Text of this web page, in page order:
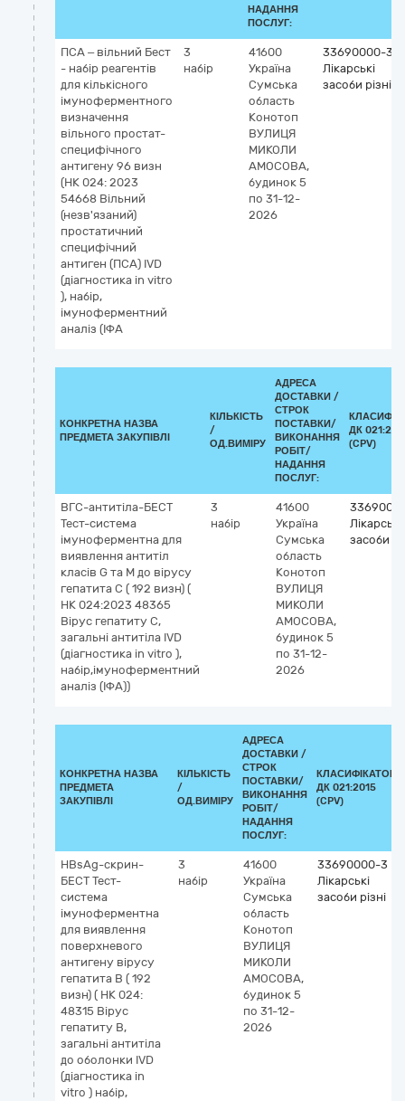
НАДАННЯ
ПОСЛУГ:
ПСА – вільний Бест
- набір реагентів
для кількісного
імуноферментного
визначення
вільного простат-
специфічного
антигену 96 визн
(НК 024: 2023
54668 Вільний
(незв'язаний)
простатичний
специфічний
антиген (ПСА) IVD
(діагностика in vitro
), набір,
імуноферментний
аналіз (ІФА
3
набір
41600
Україна
Сумська
область
Конотоп
ВУЛИЦЯ
МИКОЛИ
АМОСОВА,
будинок 5
по 31-12-
2026
33690000-3
Лікарські
засоби різні
КОНКРЕТНА НАЗВА
ПРЕДМЕТА ЗАКУПІВЛІ
КІЛЬКІСТЬ
/
ОД.ВИМІРУ
АДРЕСА
ДОСТАВКИ /
СТРОК
ПОСТАВКИ/
ВИКОНАННЯ
РОБІТ/
НАДАННЯ
ПОСЛУГ:
ДК
(CPV)
ВГС-антитіла-БЕСТ
Тест-система
імуноферментна для
виявлення антитіл
класів G та M до вірусу
гепатита С ( 192 визн) (
НК 024:2023 48365
Вірус гепатиту C,
загальні антитіла IVD
(діагностика in vitro ),
набір,імуноферментний
аналіз (ІФА))
3
набір
41600
Україна
Сумська
область
Конотоп
ВУЛИЦЯ
МИКОЛИ
АМОСОВА,
будинок 5
по 31-12-
2026
Лікарські
засоби
КОНКРЕТНА НАЗВА
ПРЕДМЕТА
ЗАКУПІВЛІ
КІЛЬКІСТЬ
/
ОД.ВИМІРУ
АДРЕСА
ДОСТАВКИ /
СТРОК
ПОСТАВКИ/
ВИКОНАННЯ
РОБІТ/
НАДАННЯ
ПОСЛУГ:
КЛАСИФІКАТОР
ДК 021:2015
(CPV)
HBsAg-скрин-
БЕСТ Тест-
система
імуноферментна
для виявлення
поверхневого
антигену вірусу
гепатита В ( 192
визн) ( НК 024:
48315 Вірус
гепатиту B,
загальні антитіла
до оболонки IVD
(діагностика in
vitro ) набір,
3
набір
41600
Україна
Сумська
область
Конотоп
ВУЛИЦЯ
МИКОЛИ
АМОСОВА,
будинок 5
по 31-12-
2026
33690000-3
Лікарські
засоби різні